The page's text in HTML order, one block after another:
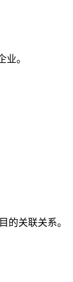
。
的关联关系。